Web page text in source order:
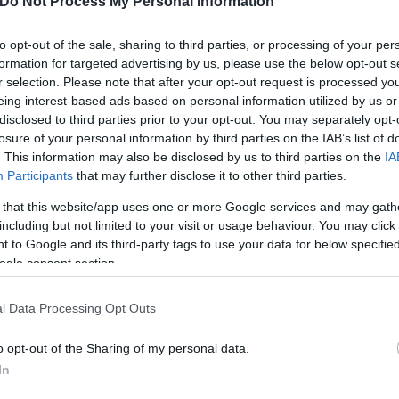
opt-out of the sale, sharing to third parties, or processing of your
for targeted advertising by us, please use the below opt-out
selection. Please note that after your opt-out request is processed
interest-based ads based on personal information utilized by us
to third parties prior to your opt-out. You may separately
of your personal information by third parties on the IAB’s list of
This information may also be disclosed by us to third parties on the
Participants that may further disclose it to other third parties.
that this website/app uses one or more Google services and may
but not limited to your visit or usage behaviour. You may
to Google and its third-party tags to use your data for below
consent section.
Data Processing Opt Outs
opt-out of the Sharing of my personal data.
πολύ ισχυρά κατασταλτικά φάρμακα και
είναι συνεχώς καθισμένοι..
μικρές. Μοιράζουν μια μπανάνα στα τρία,
" είπε η μάρτυρας επικαλούμενη τα
πως στην συνέχεια την προσέγγισε και
για όσα συνέβαιναν στο «κολαστήριο».